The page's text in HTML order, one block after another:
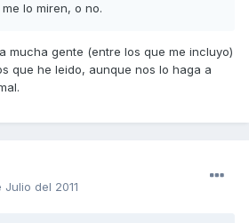
lo miren, o no.
mucha gente (entre los que me incluyo)
que he leido, aunque nos lo haga a
Julio del 2011